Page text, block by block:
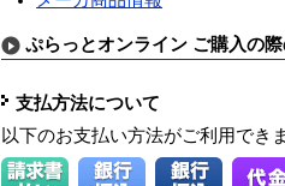
ぷらっとオンライン ご購入の
支払方法について
以下のお支払い方法がご利用できま